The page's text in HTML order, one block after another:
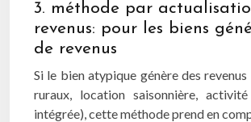
3. méthode par
revenus: pour les biens
de revenus
Si le bien atypique génère des
ruraux, location saisonnière,
intégrée), cette méthode prend en